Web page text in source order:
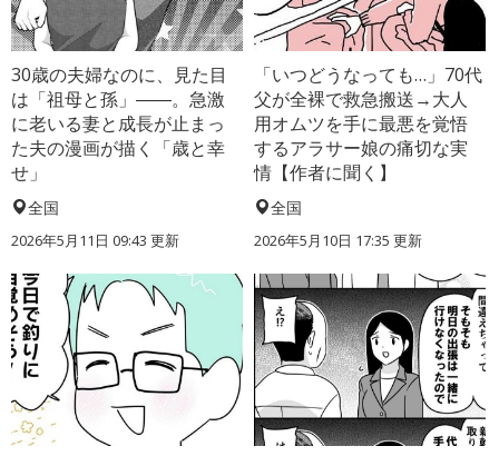
30歳の夫婦なのに、見た目
は「祖母と孫」――。急激
に老いる妻と成長が止まっ
た夫の漫画が描く「歳と幸
せ」
全国
2026年5月11日 09:43 更新
「いつどうなっても…」70代
父が全裸で救急搬送→大人
用オムツを手に最悪を覚悟
するアラサー娘の痛切な実
情【作者に聞く】
全国
2026年5月10日 17:35 更新